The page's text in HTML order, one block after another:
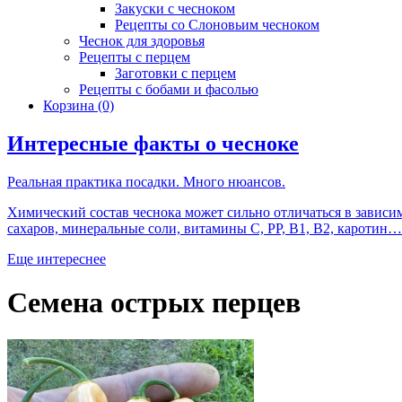
Закуски с чесноком
Рецепты со Слоновьим чесноком
Чеснок для здоровья
Рецепты с перцем
Заготовки с перцем
Рецепты с бобами и фасолью
Корзина (0)
Интересные факты о чесноке
Реальная практика посадки. Много нюансов.
Химический состав чеснока может сильно отличаться в
сахаров, минеральные соли, витамины С, РР, B1, B2, каротин…
Еще интереснее
Семена острых перцев